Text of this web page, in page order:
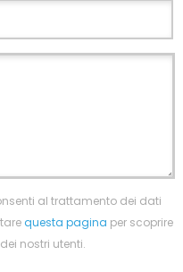
al trattamento dei dati
questa pagina per scoprire
nostri utenti.